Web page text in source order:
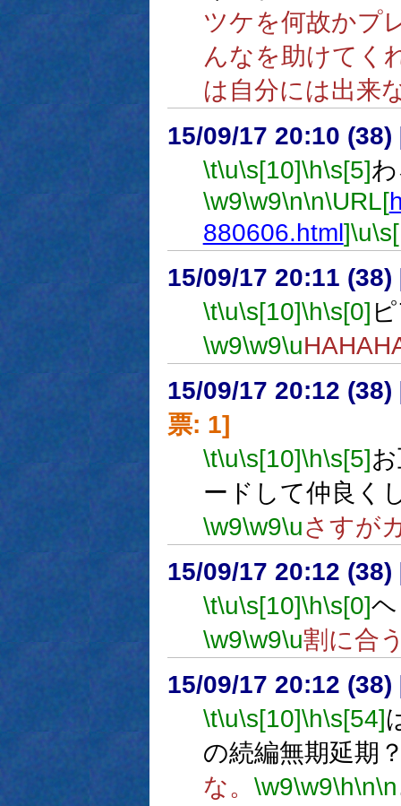
ツケを何故かプ
んなを助けてく
は自分には出来
15/09/17 20:10 (38)
\t\u\s[10]\h\s[5]
\w9\w9\n\n\URL[
880606.html]\u
15/09/17 20:11 (38)
\t\u\s[10]\h\s[0]
\w9\w9\u
15/09/17 20:12 (38)
票: 1]
\t\u\s[10]\h\s[5]
ードして仲良く
\w9\w9\uさすが
15/09/17 20:12 (38)
\t\u\s[10]\h\s[0]
\w9\w9\u割に合
15/09/17 20:12 (38)
\t\u\s[10]\h\s[54]
の続編無期延期
な。 \w9\w9\h\n\n